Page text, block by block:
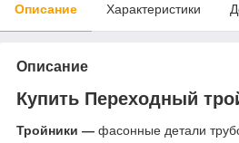
Описание Характеристики
Описание
Купить Переходный
Тройники — фасонные детали